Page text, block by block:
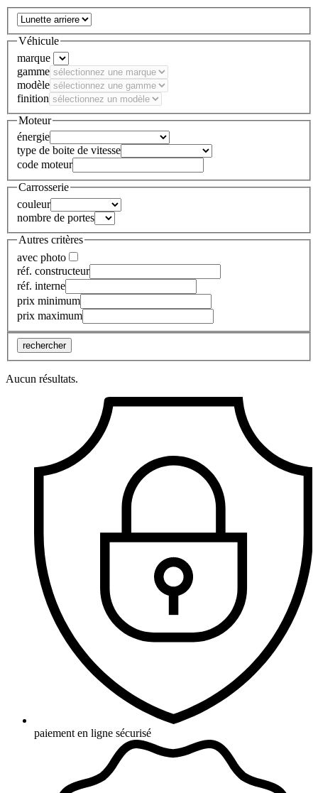
Véhicule
marque
gamme
modèle
finition
Moteur
énergie
type de boite de vitesse
code moteur
Carrosserie
couleur
nombre de portes
Autres critères
avec photo
réf. constructeur
réf. interne
prix minimum
prix maximum
rechercher
Aucun résultats.
paiement en ligne sécurisé